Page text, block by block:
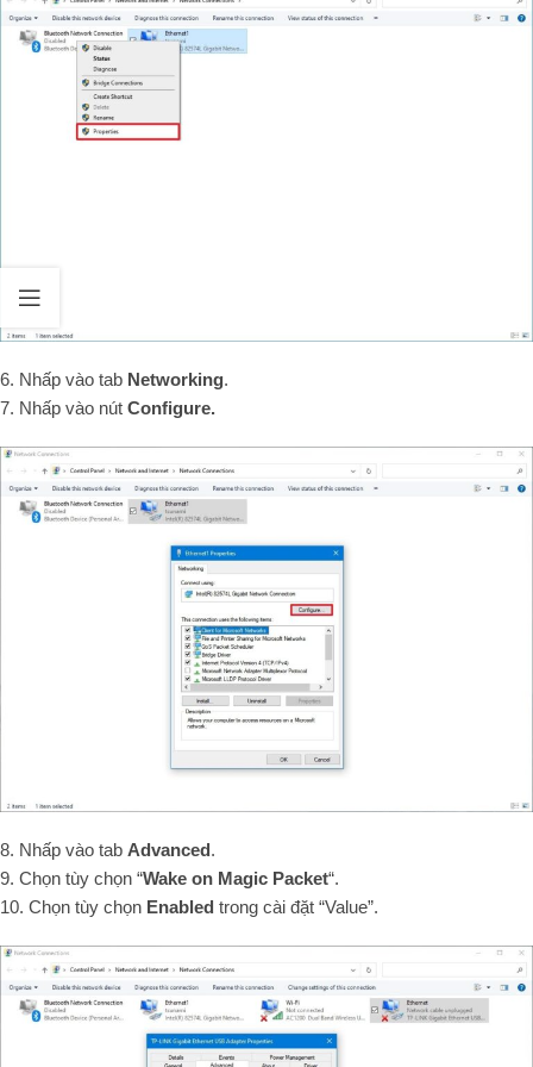
6. Nhấp vào tab Networking.
7. Nhấp vào nút Configure.
8. Nhấp vào tab Advanced.
9. Chọn tùy chọn “Wake on Magic Packet“.
10. Chọn tùy chọn Enabled trong cài đặt “Value”.